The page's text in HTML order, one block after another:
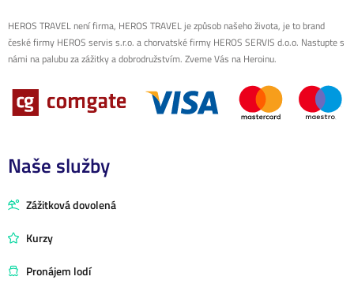
HEROS TRAVEL není firma, HEROS TRAVEL je způsob našeho života, je to brand
české firmy HEROS servis s.r.o. a chorvatské firmy HEROS SERVIS d.o.o. Nastupte s
námi na palubu za zážitky a dobrodružstvím. Zveme Vás na Heroinu.
Naše služby
Zážitková dovolená
Kurzy
Pronájem lodí